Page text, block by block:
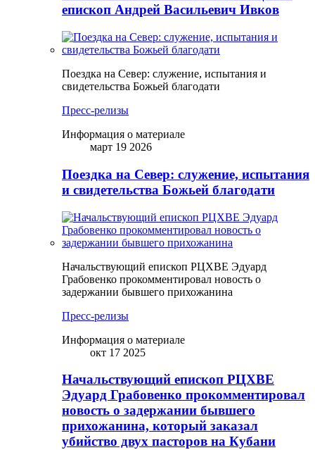
епископ Андрей Васильевич Ивков
Поездка на Север: служение, испытания и
свидетельства Божьей благодати
Пресс-релизы
Информация о материале
март 19 2026
Поездка на Север: служение, испытания
и свидетельства Божьей благодати
Начальствующий епископ РЦХВЕ Эдуард
Грабовенко прокомментировал новость о
задержании бывшего прихожанина
Пресс-релизы
Информация о материале
окт 17 2025
Начальствующий епископ РЦХВЕ
Эдуард Грабовенко прокомментировал
новость о задержании бывшего
прихожанина, который заказал
убийство двух пасторов на Кубани